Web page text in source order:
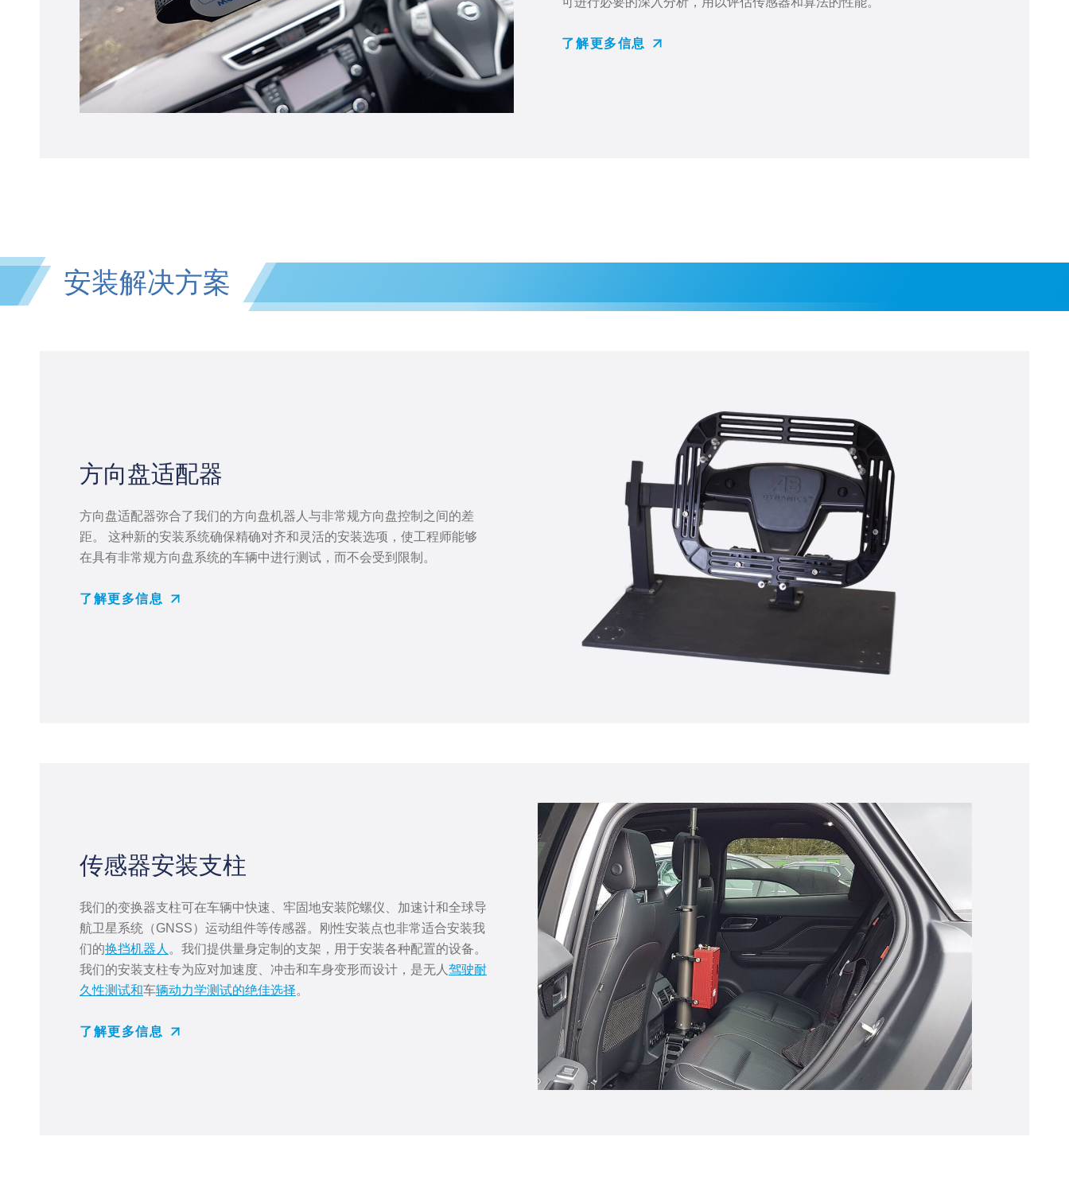
了解更多信息
安装解决方案
方向盘适配器
方向盘适配器弥合了我们的方向盘机器人与非常规方向盘控制之间 的差
距。 这种新的安装系统确保精确对齐和灵活的安装选项 ，使工程师能够
在具有非常规方向盘系统的车辆中进行测试 ，而不会受到限制 。
了解更多信息
传感器安装支柱
我们的变换器支柱可在车辆中快速、牢固地安装陀螺仪、加速计和全球导
航卫星系统（GNSS）运动组件等传感器。刚性安装点也非常适合安装我
们的换挡机器人 。我们提供量身定制的支架，用于安装各种配置的设备。
我们的安装支柱专为应对加速度、冲击和车身变形而设计，是无人 驾驶耐
久性测试和车辆动力学测试的绝佳选择。
了解更多信息